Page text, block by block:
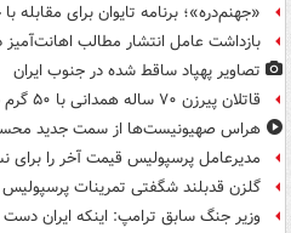
«جهنم‌دره»؛ برنامه تایوان برای مقابله
بازداشت عامل انتشار مطالب اهانت‌آمیز
تصاویر پهپاد ساقط شده در جنوب ایران
قاتلان پیرزن ۷۰ ساله همدانی با ۵۰ گرم طلا دستگیر شدند
هراس صهیونیست‌ها از سمت جدید
مدیرعامل پرسپولیس قیمت آخر را برای
گلزن قدبلند شگفتی تمرینات
وزیر جنگ سابق ترامپ: اینکه ایران دست